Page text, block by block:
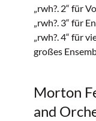
„rwh?. 2“ für
„rwh?. 3“ für
„rwh?. 4“ für
großes
Morton
and